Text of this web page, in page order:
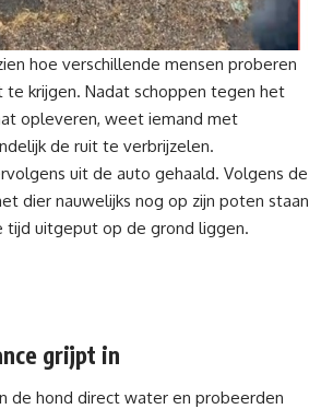
hoe verschillende mensen proberen
te krijgen. Nadat schoppen tegen het
opleveren, weet iemand met
de ruit te verbrijzelen.
uit de auto gehaald. Volgens de
dier nauwelijks nog op zijn poten staan
tijd uitgeput op de grond liggen.
grijpt in
de hond direct water en probeerden